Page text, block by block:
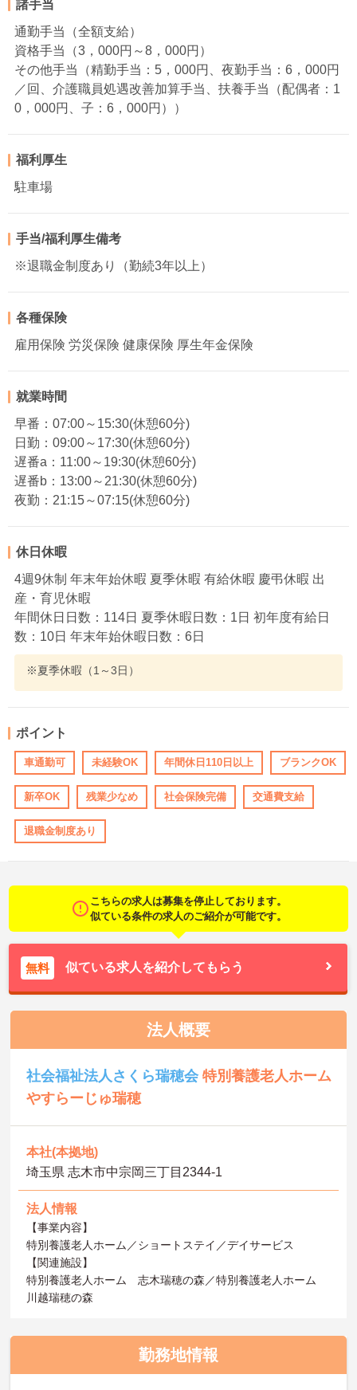
諸手当
通勤手当（全額支給）
資格手当（3，000円～8，000円）
その他手当（精勤手当：5，000円、夜勤手当：6，000円
／回、介護職員処遇改善加算手当、扶養手当（配偶者：1
0，000円、子：6，000円））
福利厚生
駐車場
手当/福利厚生備考
※退職金制度あり（勤続3年以上）
各種保険
雇用保険 労災保険 健康保険 厚生年金保険
就業時間
早番：07:00～15:30(休憩60分)
日勤：09:00～17:30(休憩60分)
遅番a：11:00～19:30(休憩60分)
遅番b：13:00～21:30(休憩60分)
夜勤：21:15～07:15(休憩60分)
休日休暇
4週9休制 年末年始休暇 夏季休暇 有給休暇 慶弔休暇 出
産・育児休暇
年間休日日数：114日 夏季休暇日数：1日 初年度有給日
数：10日 年末年始休暇日数：6日
※夏季休暇（1～3日）
ポイント
車通勤可 未経験OK 年間休日110日以上 ブランクOK
新卒OK 残業少なめ 社会保険完備 交通費支給
退職金制度あり
こちらの求人は募集を停止しております。
似ている条件の求人のご紹介が可能です。
無料 似ている求人を紹介してもらう
法人概要
社会福祉法人さくら瑞穂会特別養護老人ホーム
やすらーじゅ瑞穂
本社(本拠地)
埼玉県 志木市中宗岡三丁目2344-1
法人情報
【事業内容】
特別養護老人ホーム／ショートステイ／デイサービス
【関連施設】
特別養護老人ホーム 志木瑞穂の森／特別養護老人ホーム
川越瑞穂の森
勤務地情報